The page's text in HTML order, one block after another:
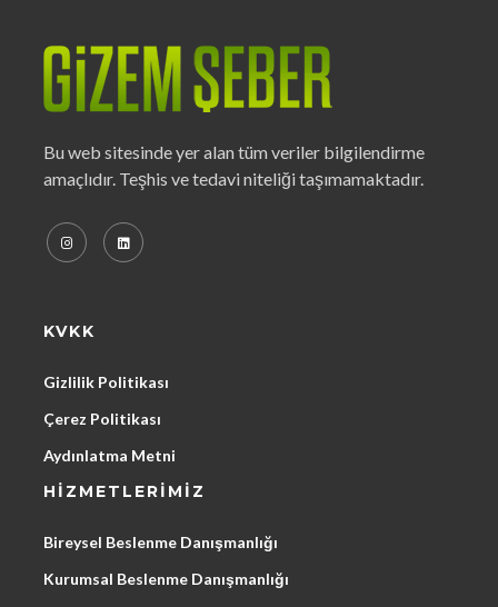
Bu web sitesinde yer alan tüm veriler bilgilendirme
amaçlıdır. Teşhis ve tedavi niteliği taşımamaktadır.
KVKK
Gizlilik Politikası
Çerez Politikası
Aydınlatma Metni
HIZMETLERIMIZ
Bireysel Beslenme Danışmanlığı
Kurumsal Beslenme Danışmanlığı